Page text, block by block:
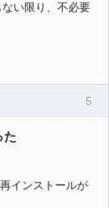
い限り、不必要
5
た
インストールが